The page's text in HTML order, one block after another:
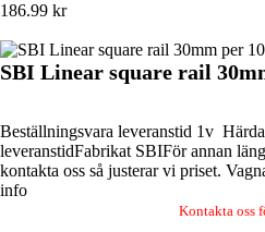
186.99 kr
SBI Linear square rail
Beställningsvara leveranstid 1v
leveranstidFabrikat SBIFör annan
kontakta oss så justerar vi priset.
info
Kontakta oss